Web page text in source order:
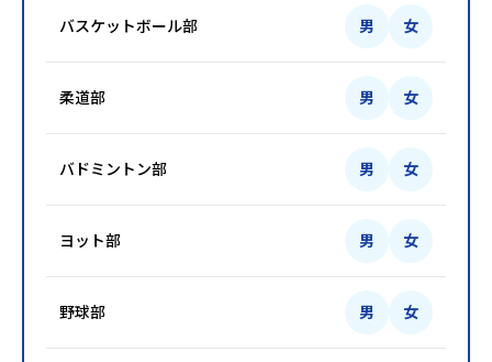
バスケットボール部 男 女
柔道部 男 女
バドミントン部 男 女
ヨット部 男 女
野球部 男 女